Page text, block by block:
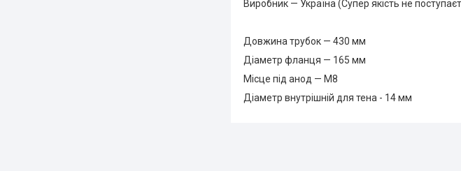
Виробник — Україна (Супер якість не
Довжина трубок — 430 мм
Діаметр фланця — 165 мм
Місце під анод — М8
Діаметр внутрішній для тена - 14 мм